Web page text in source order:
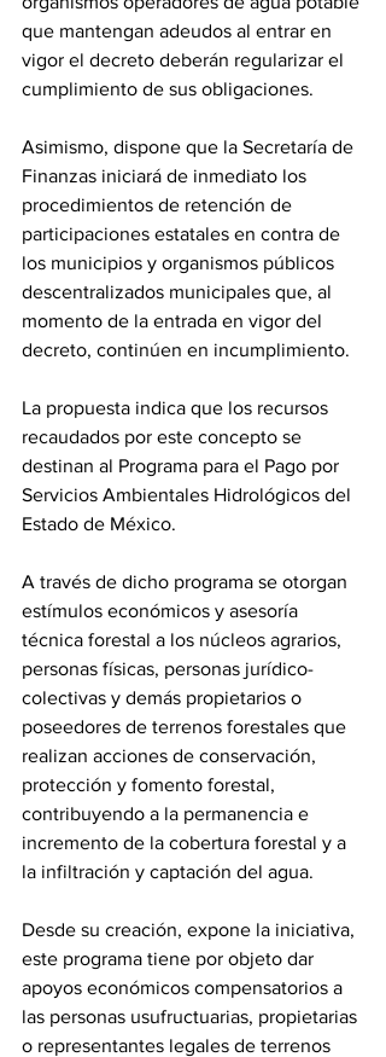
que mantengan adeudos al entrar en
vigor el decreto deberán regularizar el
cumplimiento de sus obligaciones.
Asimismo, dispone que la Secretaría de
Finanzas iniciará de inmediato los
procedimientos de retención de
participaciones estatales en contra de
los municipios y organismos públicos
descentralizados municipales que, al
momento de la entrada en vigor del
decreto, continúen en incumplimiento.
La propuesta indica que los recursos
recaudados por este concepto se
destinan al Programa para el Pago por
Servicios Ambientales Hidrológicos del
Estado de México.
A través de dicho programa se otorgan
estímulos económicos y asesoría
técnica forestal a los núcleos agrarios,
personas físicas, personas jurídico-
colectivas y demás propietarios o
poseedores de terrenos forestales que
realizan acciones de conservación,
protección y fomento forestal,
contribuyendo a la permanencia e
incremento de la cobertura forestal y a
la infiltración y captación del agua.
Desde su creación, expone la iniciativa,
este programa tiene por objeto dar
apoyos económicos compensatorios a
las personas usufructuarias, propietarias
o representantes legales de terrenos